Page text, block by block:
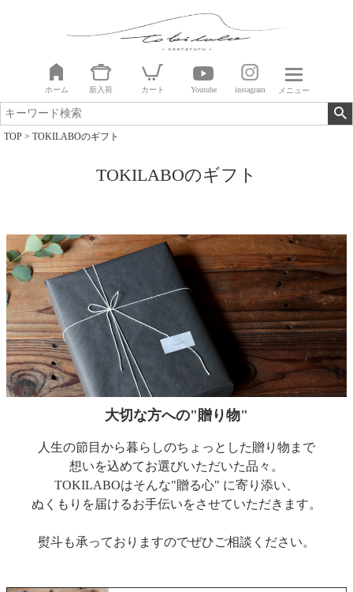
ホーム 新入荷 カート Youtube instagram メニュー
TOP TOKILABOのギフト
TOKILABOのギフト
大切な方への"贈り物"
人生の節目から暮らしのちょっとした贈り物まで
想いを込めてお選びいただいた品々。
TOKILABOはそんな"贈る心" に寄り添い、
ぬくもりを届けるお手伝いをさせていただきます。
熨斗も承っておりますのでぜひご相談ください。